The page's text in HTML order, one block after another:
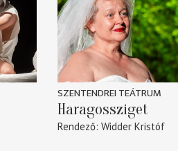
SZENTENDREI TEÁTRUM
Haragossziget
Rendező Widder Kristóf